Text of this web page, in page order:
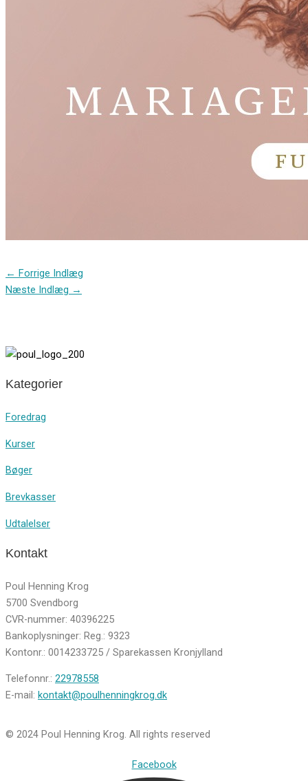
← Forrige Indlæg
Næste Indlæg →
Kategorier
Foredrag
Kurser
Bøger
Brevkasser
Udtalelser
Kontakt
Poul Henning Krog
5700 Svendborg
CVR-nummer: 40396225
Bankoplysninger: Reg.: 9323
Kontonr.: 0014233725 / Sparekassen Kronjylland
Telefonnr.: 22978558
E-mail: kontakt@poulhenningkrog.dk
© 2024 Poul Henning Krog. All rights reserved
Facebook